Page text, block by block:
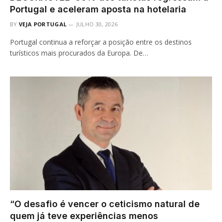
Portugal e aceleram aposta na hotelaria
BY VEJA PORTUGAL JULHO 30, 2026
Portugal continua a reforçar a posição entre os destinos
turísticos mais procurados da Europa. De…
“O desafio é vencer o ceticismo natural de
quem já teve experiências menos